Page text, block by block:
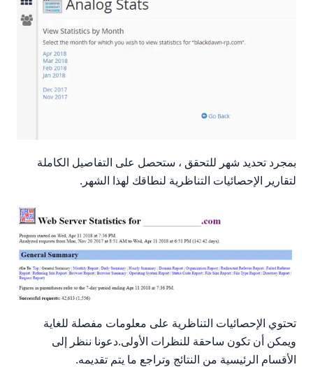
بمجرد تحديد شهر للتحقق ، ستحصل على التفاصيل الكاملة
لتقارير الإحصائيات التناظرية لنطاقك لهذا الشهر.
تحتوي الإحصائيات التناظرية على معلومات مفصلة للغاية
ويمكن أن تكون ساحقة للنظرات الأولى.دعونا ننظر إلى
الأقسام الرئيسية من النتائج وتراجع ما يتم تقديمه.